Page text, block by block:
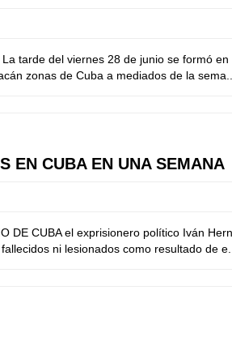
tarde del viernes 28 de junio se formó en
zonas de Cuba a mediados de la sema...
EN CUBA EN UNA SEMANA
DE CUBA el exprisionero político Iván
ni lesionados como resultado de e...